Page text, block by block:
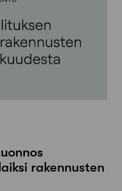
rakennusten